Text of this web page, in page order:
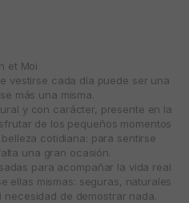
et Moi
vestirse cada día puede ser una
más una misma.
y con carácter, presente en la
de los pequeños momentos
cotidiana: para sentirse
una gran ocasión.
para acompañar la vida real
ellas mismas: seguras, naturales
de demostrar nada.